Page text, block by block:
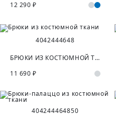
12 290 ₽
4042444648
БРЮКИ ИЗ КОСТЮМНОЙ ТКАНИ
11 690 ₽
404244464850